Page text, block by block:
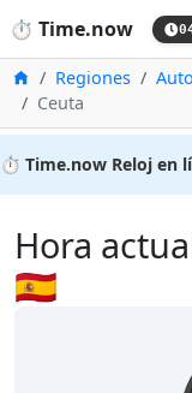
⏱️ Time.now
InicioRegiones
Ceuta
⏱️ Time.now Reloj en
Hora
🇪🇸